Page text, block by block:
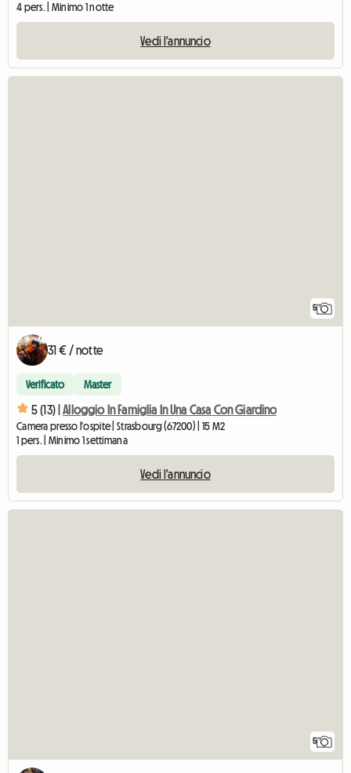
4 pers. | Minimo 1 notte
Vedi l'annuncio
5
31 € / notte
Verificato Master
5 (13) | Alloggio In Famiglia In Una Casa Con Giardino
Camera presso l'ospite | Strasbourg (67200) | 15 M2
1 pers. | Minimo 1 settimana
Vedi l'annuncio
5